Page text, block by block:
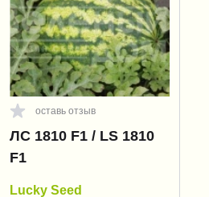
оставь отзыв
ЛС 1810 F1 / LS 1810
F1
Lucky Seed